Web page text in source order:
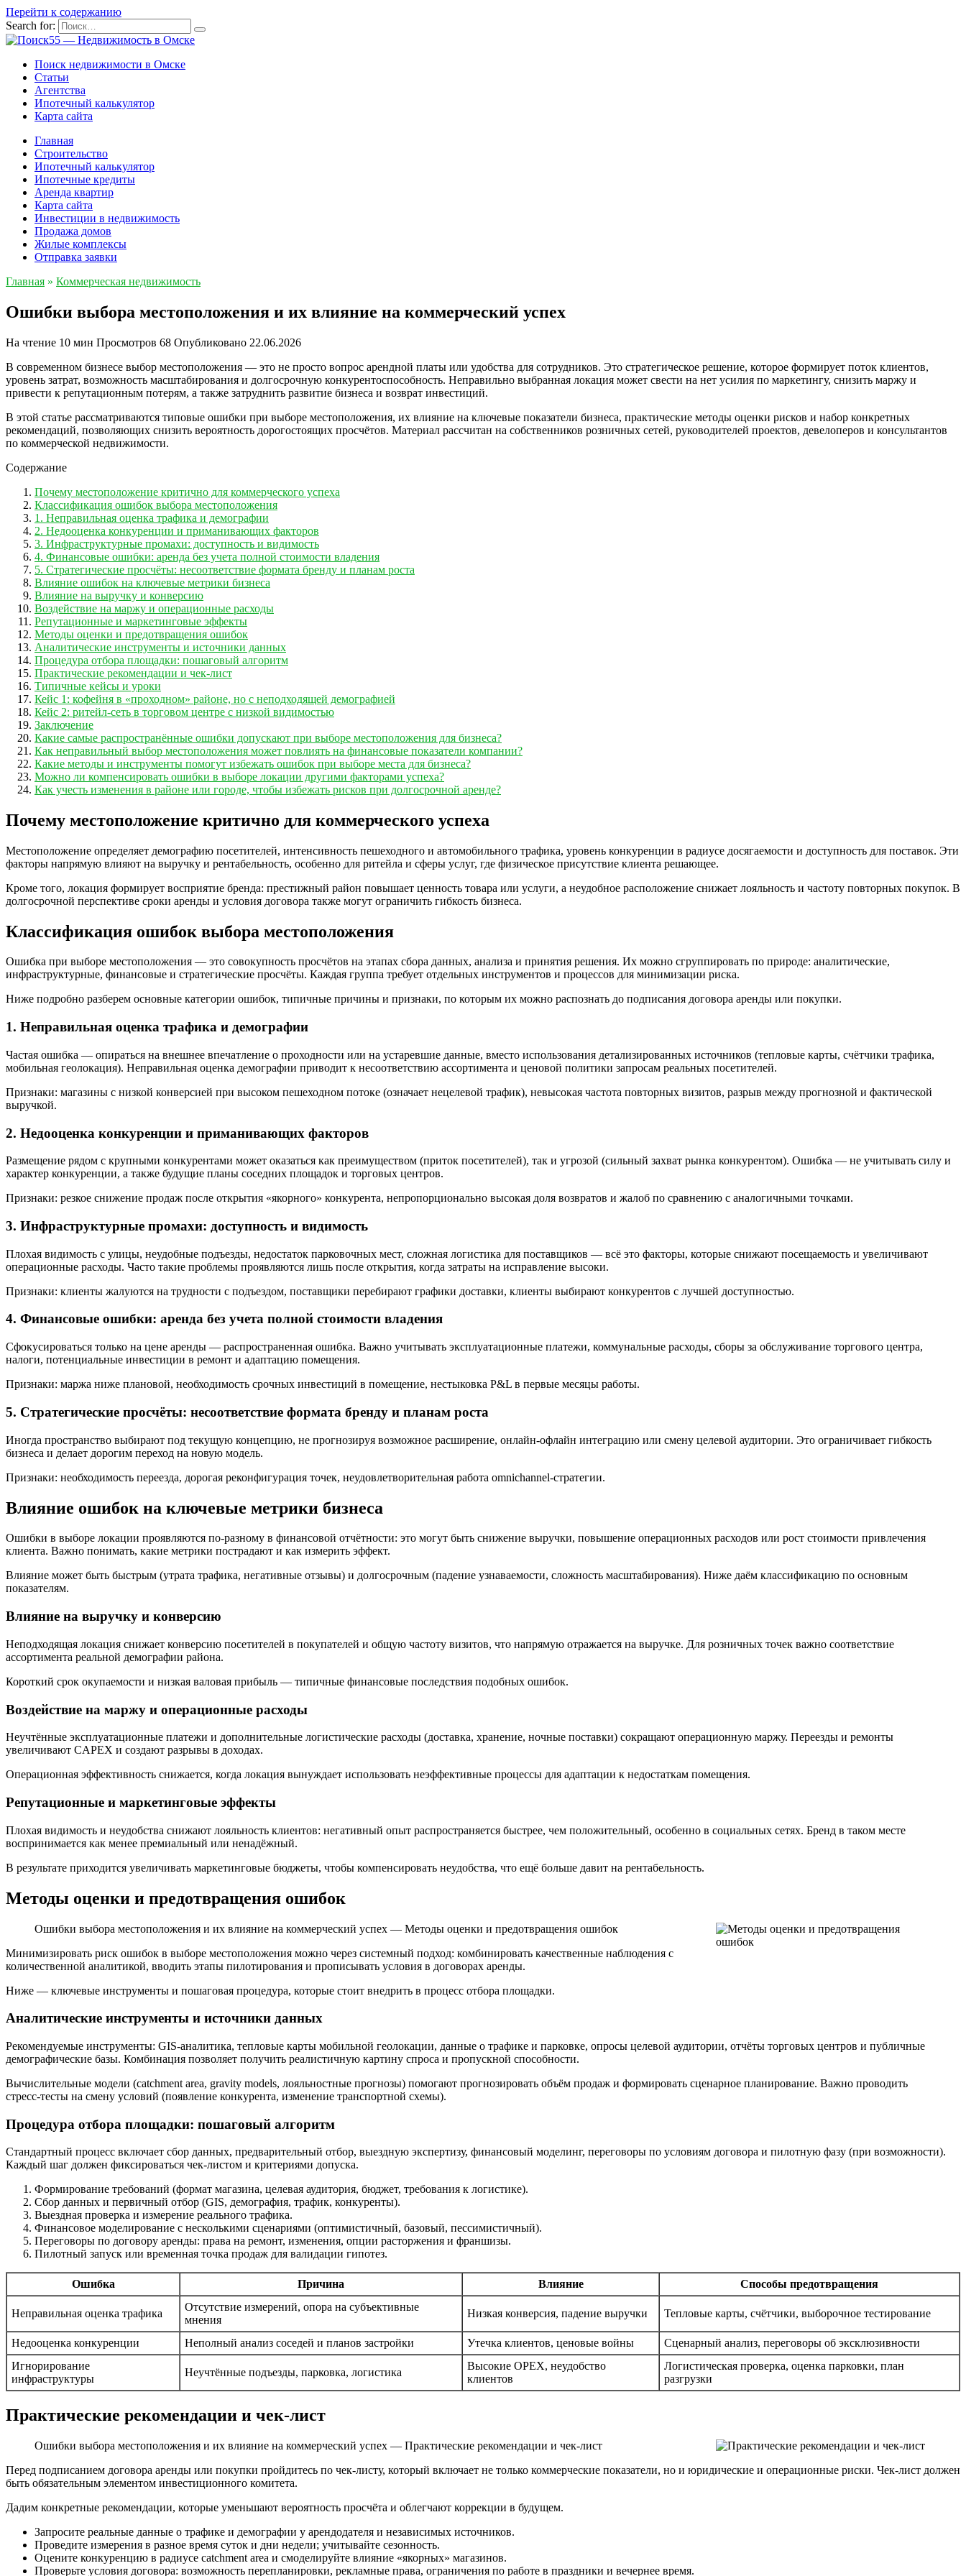
Перейти к содержанию
Search for:
Поиск недвижимости в Омске
Статьи
Агентства
Ипотечный калькулятор
Карта сайта
Главная
Строительство
Ипотечный калькулятор
Ипотечные кредиты
Аренда квартир
Карта сайта
Инвестиции в недвижимость
Продажа домов
Жилые комплексы
Отправка заявки
Главная » Коммерческая недвижимость
Ошибки выбора местоположения и их влияние на коммерческий успех
На чтение 10 мин Просмотров 68 Опубликовано 22.06.2026
В современном бизнесе выбор местоположения — это не просто вопрос арендной платы или удобства для сотрудников. Это стратегическое решение, которое формирует поток клиентов,
уровень затрат, возможность масштабирования и долгосрочную конкурентоспособность. Неправильно выбранная локация может свести на нет усилия по маркетингу, снизить маржу и
привести к репутационным потерям, а также затруднить развитие бизнеса и возврат инвестиций.
В этой статье рассматриваются типовые ошибки при выборе местоположения, их влияние на ключевые показатели бизнеса, практические методы оценки рисков и набор конкретных
рекомендаций, позволяющих снизить вероятность дорогостоящих просчётов. Материал рассчитан на собственников розничных сетей, руководителей проектов, девелоперов и консультантов
по коммерческой недвижимости.
Содержание
Почему местоположение критично для коммерческого успеха
Классификация ошибок выбора местоположения
1. Неправильная оценка трафика и демографии
2. Недооценка конкуренции и приманивающих факторов
3. Инфраструктурные промахи: доступность и видимость
4. Финансовые ошибки: аренда без учета полной стоимости владения
5. Стратегические просчёты: несоответствие формата бренду и планам роста
Влияние ошибок на ключевые метрики бизнеса
Влияние на выручку и конверсию
Воздействие на маржу и операционные расходы
Репутационные и маркетинговые эффекты
Методы оценки и предотвращения ошибок
Аналитические инструменты и источники данных
Процедура отбора площадки: пошаговый алгоритм
Практические рекомендации и чек-лист
Типичные кейсы и уроки
Кейс 1: кофейня в «проходном» районе, но с неподходящей демографией
Кейс 2: ритейл‑сеть в торговом центре с низкой видимостью
Заключение
Какие самые распространённые ошибки допускают при выборе местоположения для бизнеса?
Как неправильный выбор местоположения может повлиять на финансовые показатели компании?
Какие методы и инструменты помогут избежать ошибок при выборе места для бизнеса?
Можно ли компенсировать ошибки в выборе локации другими факторами успеха?
Как учесть изменения в районе или городе, чтобы избежать рисков при долгосрочной аренде?
Почему местоположение критично для коммерческого успеха
Местоположение определяет демографию посетителей, интенсивность пешеходного и автомобильного трафика, уровень конкуренции в радиусе досягаемости и доступность для поставок. Эти
факторы напрямую влияют на выручку и рентабельность, особенно для ритейла и сферы услуг, где физическое присутствие клиента решающее.
Кроме того, локация формирует восприятие бренда: престижный район повышает ценность товара или услуги, а неудобное расположение снижает лояльность и частоту повторных покупок. В
долгосрочной перспективе сроки аренды и условия договора также могут ограничить гибкость бизнеса.
Классификация ошибок выбора местоположения
Ошибка при выборе местоположения — это совокупность просчётов на этапах сбора данных, анализа и принятия решения. Их можно сгруппировать по природе: аналитические,
инфраструктурные, финансовые и стратегические просчёты. Каждая группа требует отдельных инструментов и процессов для минимизации риска.
Ниже подробно разберем основные категории ошибок, типичные причины и признаки, по которым их можно распознать до подписания договора аренды или покупки.
1. Неправильная оценка трафика и демографии
Частая ошибка — опираться на внешнее впечатление о проходности или на устаревшие данные, вместо использования детализированных источников (тепловые карты, счётчики трафика,
мобильная геолокация). Неправильная оценка демографии приводит к несоответствию ассортимента и ценовой политики запросам реальных посетителей.
Признаки: магазины с низкой конверсией при высоком пешеходном потоке (означает нецелевой трафик), невысокая частота повторных визитов, разрыв между прогнозной и фактической
выручкой.
2. Недооценка конкуренции и приманивающих факторов
Размещение рядом с крупными конкурентами может оказаться как преимуществом (приток посетителей), так и угрозой (сильный захват рынка конкурентом). Ошибка — не учитывать силу и
характер конкуренции, а также будущие планы соседних площадок и торговых центров.
Признаки: резкое снижение продаж после открытия «якорного» конкурента, непропорционально высокая доля возвратов и жалоб по сравнению с аналогичными точками.
3. Инфраструктурные промахи: доступность и видимость
Плохая видимость с улицы, неудобные подъезды, недостаток парковочных мест, сложная логистика для поставщиков — всё это факторы, которые снижают посещаемость и увеличивают
операционные расходы. Часто такие проблемы проявляются лишь после открытия, когда затраты на исправление высоки.
Признаки: клиенты жалуются на трудности с подъездом, поставщики перебирают графики доставки, клиенты выбирают конкурентов с лучшей доступностью.
4. Финансовые ошибки: аренда без учета полной стоимости владения
Сфокусироваться только на цене аренды — распространенная ошибка. Важно учитывать эксплуатационные платежи, коммунальные расходы, сборы за обслуживание торгового центра,
налоги, потенциальные инвестиции в ремонт и адаптацию помещения.
Признаки: маржа ниже плановой, необходимость срочных инвестиций в помещение, нестыковка P&L в первые месяцы работы.
5. Стратегические просчёты: несоответствие формата бренду и планам роста
Иногда пространство выбирают под текущую концепцию, не прогнозируя возможное расширение, онлайн-офлайн интеграцию или смену целевой аудитории. Это ограничивает гибкость
бизнеса и делает дорогим переход на новую модель.
Признаки: необходимость переезда, дорогая реконфигурация точек, неудовлетворительная работа omnichannel-стратегии.
Влияние ошибок на ключевые метрики бизнеса
Ошибки в выборе локации проявляются по-разному в финансовой отчётности: это могут быть снижение выручки, повышение операционных расходов или рост стоимости привлечения
клиента. Важно понимать, какие метрики пострадают и как измерить эффект.
Влияние может быть быстрым (утрата трафика, негативные отзывы) и долгосрочным (падение узнаваемости, сложность масштабирования). Ниже даём классификацию по основным
показателям.
Влияние на выручку и конверсию
Неподходящая локация снижает конверсию посетителей в покупателей и общую частоту визитов, что напрямую отражается на выручке. Для розничных точек важно соответствие
ассортимента реальной демографии района.
Короткий срок окупаемости и низкая валовая прибыль — типичные финансовые последствия подобных ошибок.
Воздействие на маржу и операционные расходы
Неучтённые эксплуатационные платежи и дополнительные логистические расходы (доставка, хранение, ночные поставки) сокращают операционную маржу. Переезды и ремонты
увеличивают CAPEX и создают разрывы в доходах.
Операционная эффективность снижается, когда локация вынуждает использовать неэффективные процессы для адаптации к недостаткам помещения.
Репутационные и маркетинговые эффекты
Плохая видимость и неудобства снижают лояльность клиентов: негативный опыт распространяется быстрее, чем положительный, особенно в социальных сетях. Бренд в таком месте
воспринимается как менее премиальный или ненадёжный.
В результате приходится увеличивать маркетинговые бюджеты, чтобы компенсировать неудобства, что ещё больше давит на рентабельность.
Методы оценки и предотвращения ошибок
Ошибки выбора местоположения и их влияние на коммерческий успех — Методы оценки и предотвращения ошибок
Минимизировать риск ошибок в выборе местоположения можно через системный подход: комбинировать качественные наблюдения с
количественной аналитикой, вводить этапы пилотирования и прописывать условия в договорах аренды.
Ниже — ключевые инструменты и пошаговая процедура, которые стоит внедрить в процесс отбора площадки.
Аналитические инструменты и источники данных
Рекомендуемые инструменты: GIS-аналитика, тепловые карты мобильной геолокации, данные о трафике и парковке, опросы целевой аудитории, отчёты торговых центров и публичные
демографические базы. Комбинация позволяет получить реалистичную картину спроса и пропускной способности.
Вычислительные модели (catchment area, gravity models, лояльностные прогнозы) помогают прогнозировать объём продаж и формировать сценарное планирование. Важно проводить
стресс‑тесты на смену условий (появление конкурента, изменение транспортной схемы).
Процедура отбора площадки: пошаговый алгоритм
Стандартный процесс включает сбор данных, предварительный отбор, выездную экспертизу, финансовый моделинг, переговоры по условиям договора и пилотную фазу (при возможности).
Каждый шаг должен фиксироваться чек-листом и критериями допуска.
Формирование требований (формат магазина, целевая аудитория, бюджет, требования к логистике).
Сбор данных и первичный отбор (GIS, демография, трафик, конкуренты).
Выездная проверка и измерение реального трафика.
Финансовое моделирование с несколькими сценариями (оптимистичный, базовый, пессимистичный).
Переговоры по договору аренды: права на ремонт, изменения, опции расторжения и франшизы.
Пилотный запуск или временная точка продаж для валидации гипотез.
Ошибка Причина Влияние Способы предотвращения
Неправильная оценка трафика
Отсутствие измерений, опора на субъективные
мнения
Низкая конверсия, падение выручки Тепловые карты, счётчики, выборочное тестирование
Недооценка конкуренции Неполный анализ соседей и планов застройки Утечка клиентов, ценовые войны
Сценарный анализ, переговоры об эксклюзивности
Игнорирование
инфраструктуры
Неучтённые подъезды, парковка, логистика
Высокие OPEX, неудобство
клиентов
Логистическая проверка, оценка парковки, план
разгрузки
Практические рекомендации и чек-лист
Ошибки выбора местоположения и их влияние на коммерческий успех — Практические рекомендации и чек-лист
Перед подписанием договора аренды или покупки пройдитесь по чек-листу, который включает не только коммерческие показатели, но и юридические и операционные риски. Чек-лист должен
быть обязательным элементом инвестиционного комитета.
Дадим конкретные рекомендации, которые уменьшают вероятность просчёта и облегчают коррекции в будущем.
Запросите реальные данные о трафике и демографии у арендодателя и независимых источников.
Проведите измерения в разное время суток и дни недели; учитывайте сезонность.
Оцените конкуренцию в радиусе catchment area и смоделируйте влияние «якорных» магазинов.
Проверьте условия договора: возможность перепланировки, рекламные права, ограничения по работе в праздники и вечернее время.